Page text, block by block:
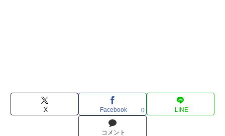
X Facebook 0 LINE
コメント